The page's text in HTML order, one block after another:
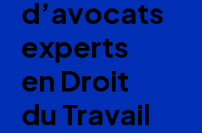
d’avocats
experts
en Droit
du Travail